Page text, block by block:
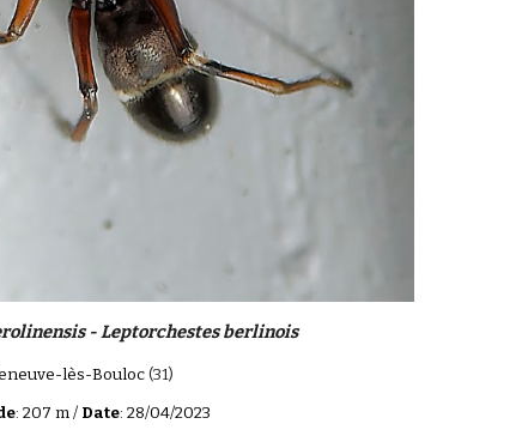
- Leptorchestes berlinois
lès-Bouloc(31)
: 207 m / Date: 28/04/2023